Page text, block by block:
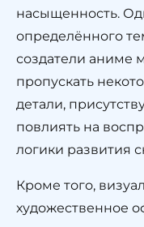
насыщенность.
определённого
создатели аниме
пропускать
детали,
повлиять на
логики развития
Кроме того,
художественное